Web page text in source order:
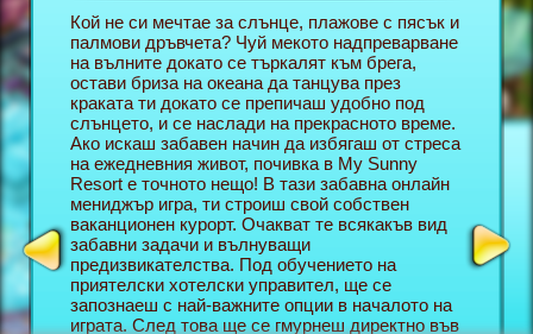
Кой не си мечтае за слънце, плажове с пясък и
палмови дръвчета? Чуй мекото надпреварване
на вълните докато се търкалят към брега,
остави бриза на океана да танцува през
краката ти докато се препичаш удобно под
слънцето, и се наслади на прекрасното време.
Ако искаш забавен начин да избягаш от стреса
на ежедневния живот, почивка в My Sunny
Resort е точното нещо! В тази забавна онлайн
мениджър игра, ти строиш свой собствен
ваканционен курорт. Очакват те всякакъв вид
забавни задачи и вълнуващи
предизвикателства. Под обучението на
приятелски хотелски управител, ще се
запознаеш с най-важните опции в началото на
играта. След това ще се гмурнеш директно във
В
в тази
Все
Resort,